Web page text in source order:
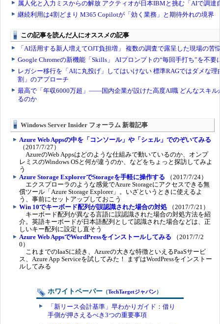
Windows Server Insider フォーラム 新着記事
Azure Web Appsの中を「コンソール」や「シェル」でのぞいてみる
（2017/7/27）
AzureのWeb Appsはどのような仕組みで動いているのか、オンプ
レミスのWindows OSと何が違うのか、などをちょっと探訪してみよ
う
Azure Storage ExplorerでStorageを手軽に操作する （2017/7/24）
エクスプローラのような感覚でAzure Storageにアクセスできる無
償ツール「Azure Storage Explorer」。いざというときに使えるよ
う、事前にセットアップしておこう
Win 10でキーボード配列が誤認識された場合の対処 （2017/7/21）
キーボード配列が異なる言語に誤認識された場合の対処方法を紹
介。英語キーボードが日本語配列として認識された場合などは、正
しいキー配列に設定し直そう
Azure Web AppsでWordPressをインストールしてみる （2017/7/2
0）
これまでのIaaSに続き、Azureの大きな特徴といえるPaaSサービ
ス、Azure App Serviceを試してみた！ まずはWordPressをインストー
ルしてみる
ホワイトペーパー （TechTargetジャパン）
「新リース会計基準」早わかりガイド：借り
手側が押さえるべき3つの重要事項